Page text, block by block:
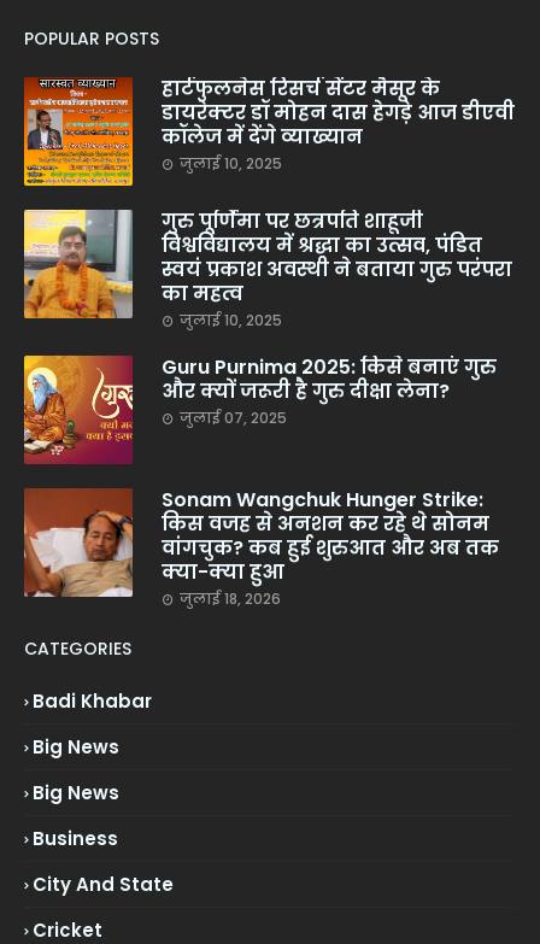
POPULAR POSTS
हार्टफुलनेस रिसर्च सेंटर मैसूर के
डायरेक्टर डॉ मोहन दास हेगड़े आज डीएवी
कॉलेज में देंगे व्याख्यान
जुलाई 10, 2025
गुरु पूर्णिमा पर छत्रपति शाहूजी
विश्वविद्यालय में श्रद्धा का उत्सव, पंडित
स्वयं प्रकाश अवस्थी ने बताया गुरु परंपरा
का महत्व
जुलाई 10, 2025
Guru Purnima 2025: किसे बनाएं गुरु
और क्यों जरूरी है गुरु दीक्षा लेना?
जुलाई 07, 2025
Sonam Wangchuk Hunger Strike:
किस वजह से अनशन कर रहे थे सोनम
वांगचुक? कब हुई शुरुआत और अब तक
क्या-क्या हुआ
जुलाई 18, 2026
CATEGORIES
Badi Khabar
Big News
Big News
Business
City And State
Cricket